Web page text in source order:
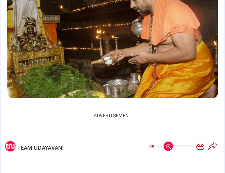
ADVERTISEMENT
TEAM UDAYAVANI ಅ ಅ